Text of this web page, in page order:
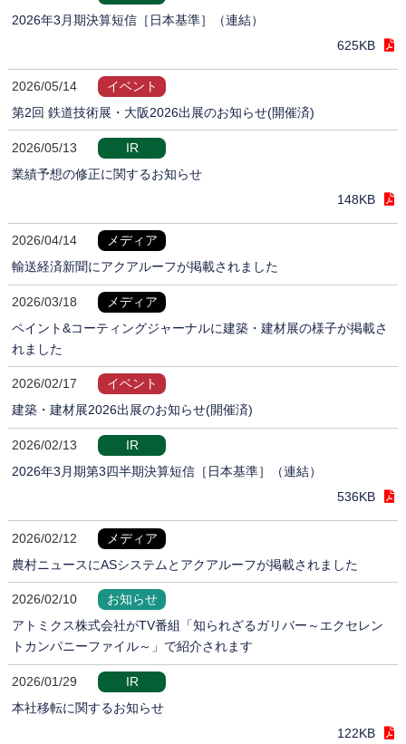
2026年3月期決算短信［日本基準］（連結）
625KB
2026/05/14
イベント
第2回 鉄道技術展・大阪2026出展のお知らせ(開催済)
2026/05/13
IR
業績予想の修正に関するお知らせ
148KB
2026/04/14
メディア
輸送経済新聞にアクアルーフが掲載されました
2026/03/18
メディア
ペイント&コーティングジャーナルに建築・建材展の様子が掲載さ
れました
2026/02/17
イベント
建築・建材展2026出展のお知らせ(開催済)
2026/02/13
IR
2026年3月期第3四半期決算短信［日本基準］（連結）
536KB
2026/02/12
メディア
農村ニュースにASシステムとアクアルーフが掲載されました
2026/02/10
お知らせ
アトミクス株式会社がTV番組「知られざるガリバー～エクセレン
トカンパニーファイル～」で紹介されます
2026/01/29
IR
本社移転に関するお知らせ
122KB